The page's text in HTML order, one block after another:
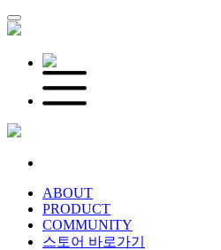
ABOUT
PRODUCT
COMMUNITY
스토어 바로가기